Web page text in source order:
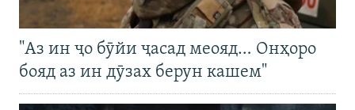
"Аз ин ҷо бӯйи ҷасад меояд… Онҳоро
бояд аз ин дӯзах берун кашем"